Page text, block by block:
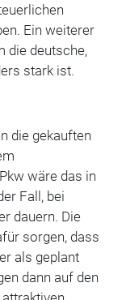
Ein weiterer
die deutsche,
stark ist.
die gekauften
wäre das in
Fall, bei
dauern. Die
sorgen, dass
als geplant
dann auf den